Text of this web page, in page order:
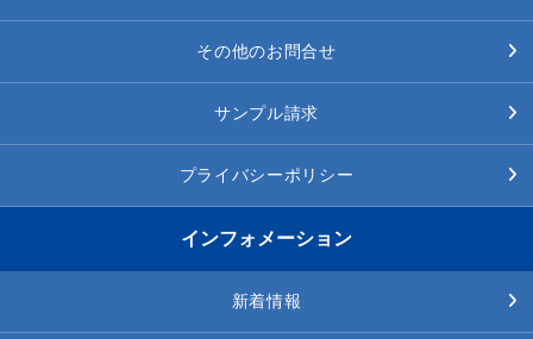
その他のお問合せ
サンプル請求
プライバシーポリシー
インフォメーション
新着情報